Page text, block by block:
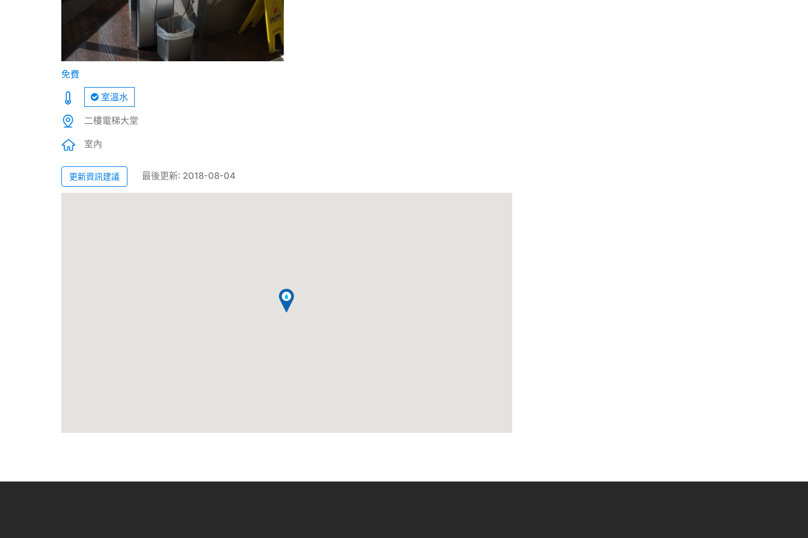
免費
室溫水
二樓電梯大堂
室內
更新資訊建議 最後更新: 2018-08-04